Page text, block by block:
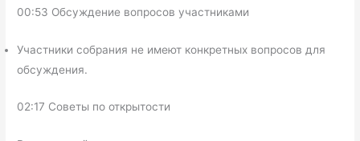
00:53 Обсуждение вопросов участниками
Участники собрания не имеют конкретных вопросов для
обсуждения.
02:17 Советы по открытости